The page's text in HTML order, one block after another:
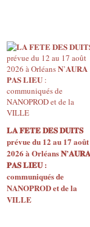
𝐋𝐀 𝐅𝐄𝐓𝐄 𝐃𝐄𝐒 𝐃𝐔𝐈𝐓𝐒
prévue du 12 au 17 août
2026 à Orléans 𝐍’𝐀𝐔𝐑𝐀
𝐏𝐀𝐒 𝐋𝐈𝐄𝐔 :
communiqués de
NANOPROD et de la
VILLE